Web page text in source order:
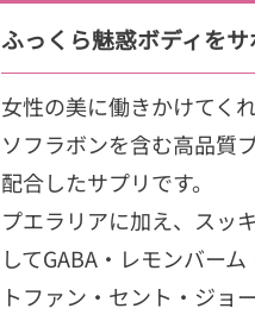
ふっくら魅惑ボディをサ
女性の美に働きかけてく
ソフラボンを含む高品質
配合したサプリです。
プエラリアに加え、スッ
してGABA・レモンバー
トファン・セント・ジョ